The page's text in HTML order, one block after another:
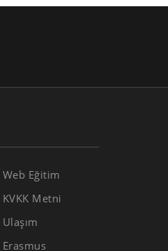
Web Eğitim
KVKK Metni
Ulaşım
Erasmus